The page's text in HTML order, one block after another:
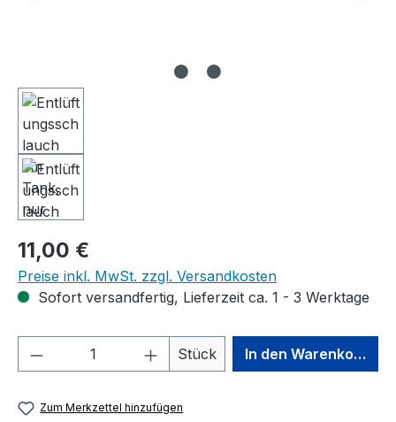
Regulärer Preis:
11,00 €
Preise inkl. MwSt. zzgl. Versandkosten
Sofort versandfertig, Lieferzeit ca. 1 - 3 Werktage
Produkt Anzahl: Gib den
Stück In den Warenkorb
Zum Merkzettel hinzufügen